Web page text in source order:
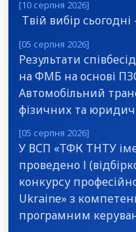
[10 серпня 2026]
Твій вибір
[05 серпня 2026]
Результати
на ФМБ на основі
Автомобільний
фізичних та
[05 серпня 2026]
У ВСП «ТФК ТНТУ
проведено І
конкурсу
Ukraine» з
програмним